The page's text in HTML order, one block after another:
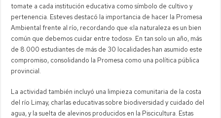
tomate a cada institución educativa como símbolo de cultivo y
pertenencia. Esteves destacó la importancia de hacer la Promesa
Ambiental frente al río, recordando que «la naturaleza es un bien
común que debemos cuidar entre todos». En tan solo un año, más
de 8.000 estudiantes de más de 30 localidades han asumido este
compromiso, consolidando la Promesa como una política pública
provincial.
La actividad también incluyó una limpieza comunitaria de la costa
del río Limay, charlas educativas sobre biodiversidad y cuidado del
agua, y la suelta de alevinos producidos en la Piscicultura. Estas